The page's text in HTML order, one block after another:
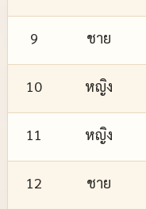
9 ชาย
10 หญิง
11 หญิง
12 ชาย